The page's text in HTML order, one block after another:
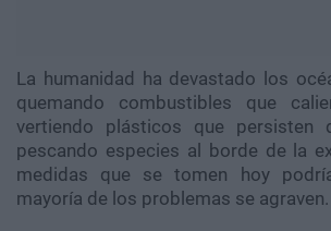
La humanidad ha devastado los
quemando combustibles que
vertiendo plásticos que persisten
pescando especies al borde de la
medidas que se tomen hoy
mayoría de los problemas se agraven.